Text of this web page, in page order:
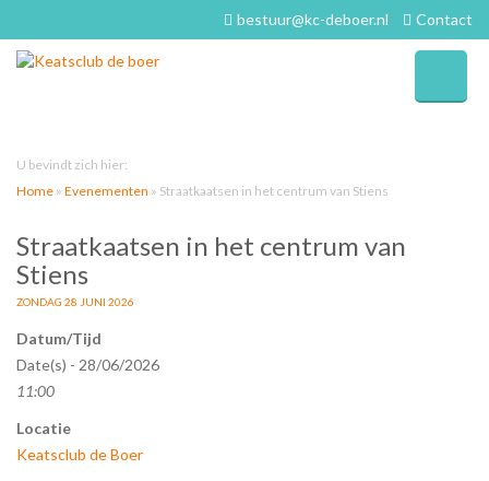
bestuur@kc-deboer.nl Contact
U bevindt zich hier:
Home » Evenementen » Straatkaatsen in het centrum van Stiens
Straatkaatsen in het centrum van
Stiens
ZONDAG 28 JUNI 2026
Datum/Tijd
Date(s) - 28/06/2026
11:00
Locatie
Keatsclub de Boer